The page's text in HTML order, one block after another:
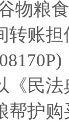
物粮
转账
《民
帮护